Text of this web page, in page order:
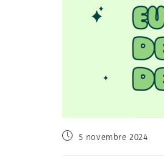
5 novembre 2024